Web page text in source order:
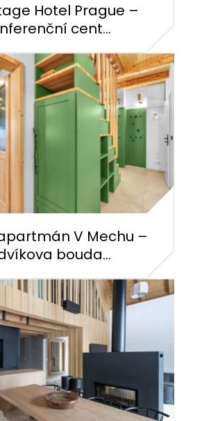
Hotel Prague –
cent...
V Mechu –
bouda...